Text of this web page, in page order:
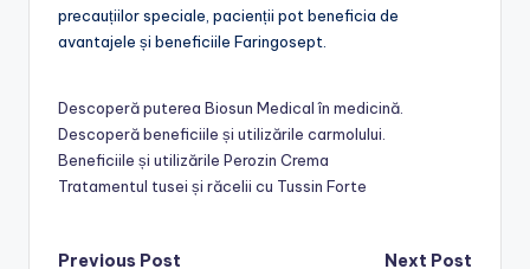
precauțiilor speciale, pacienții pot beneficia de
avantajele și beneficiile Faringosept.
Descoperă puterea Biosun Medical în medicină.
Descoperă beneficiile și utilizările carmolului.
Beneficiile și utilizările Perozin Crema
Tratamentul tusei și răcelii cu Tussin Forte
Previous Post
Next Post